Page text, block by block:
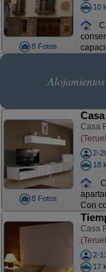
8 Fotos
10
8 Fotos
Casa
2-
18
Con
Casa
2-
17